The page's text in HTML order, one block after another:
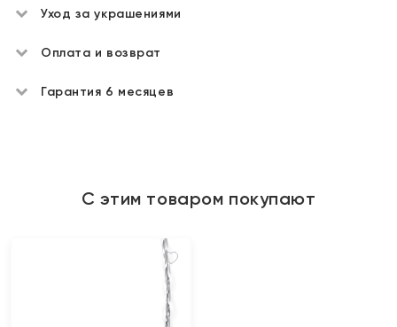
Уход за украшениями
Оплата и возврат
Гарантия 6 месяцев
С этим товаром покупают